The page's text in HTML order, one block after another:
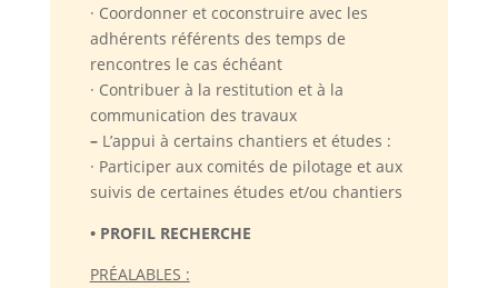
· Coordonner et coconstruire avec les
adhérents référents des temps de
rencontres le cas échéant
· Contribuer à la restitution et à la
communication des travaux
–L’appui à certains chantiers et études :
· Participer aux comités de pilotage et aux
suivis de certaines études et/ou chantiers
• PROFIL RECHERCHE
PRÉALABLES :